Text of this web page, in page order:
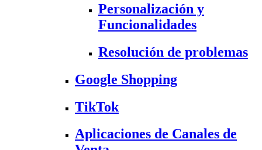
Personalización y
Funcionalidades
Resolución de problemas
Google Shopping
TikTok
Aplicaciones de Canales de